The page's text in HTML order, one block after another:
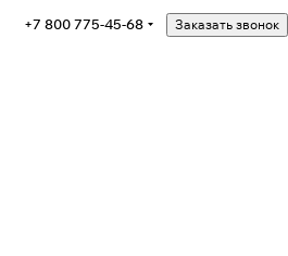
+7 800 775-45-68 Заказать звонок